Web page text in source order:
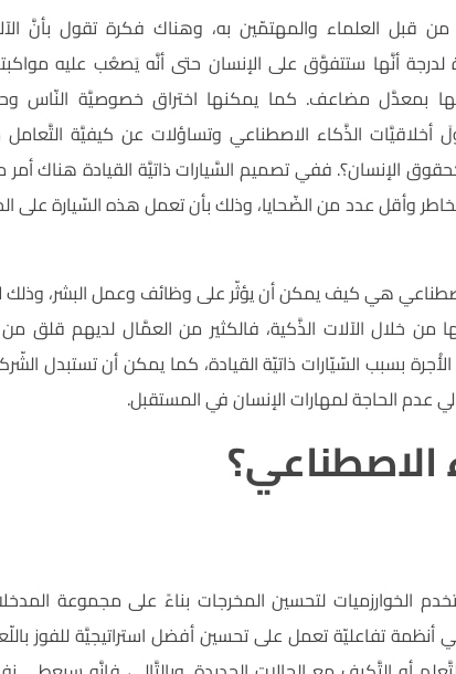
من قبل العلماء والمهتمّين به، وهناك فكرة تقول بأنَّ
أنَّها ستتفوَّق على الإنسان حتى أنَّه يَصعُب عليه
بمعدَّل مضاعف. كما يمكنها اختراق خصوصيَّة النّاس
الذَّكاء الاصطناعي وتساؤلات عن كيفيَّة
الإنسان؟. ففي تصميم السَّيارات ذاتيَّة القيادة هناك أمر
وأقل عدد من الضّحايا، وذلك بأن تعمل هذه السّيارة على
هي كيف يمكن أن يؤثّر على وظائف وعمل البشر، وذلك
من خلال الآلات الذَّكية، فالكثير من العمَّال لديهم قلق
بسبب السّيّارات ذاتيّة القيادة، كما يمكن أن تستبدل
عدم الحاجة لمهارات الإنسان في المستقبل.
الاصطناعي؟
الخوارزميات لتحسين المخرجات بناءً على مجموعة
تفاعليّة تعمل على تحسين أفضل استراتيجيَّة للفوز